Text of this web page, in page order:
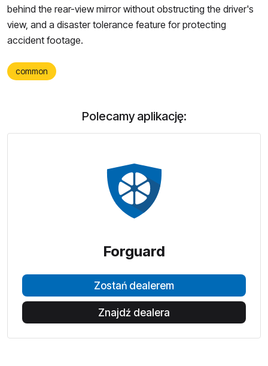
behind the rear-view mirror without obstructing the driver's
view, and a disaster tolerance feature for protecting
accident footage.
common
Polecamy aplikację:
Forguard
Zostań dealerem
Znajdź dealera